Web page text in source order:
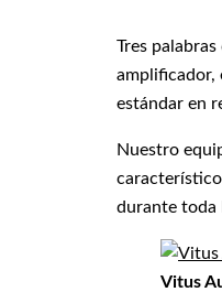
Tres
amplificador,
estándar en
Nuestro
durante toda
Vitus